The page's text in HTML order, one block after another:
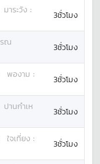
มาระวัง :
3ชั่วโมง
ณ
3ชั่วโมง
พองาม :
3ชั่วโมง
ปานกำเห
3ชั่วโมง
ใจเที่ยง :
3ชั่วโมง